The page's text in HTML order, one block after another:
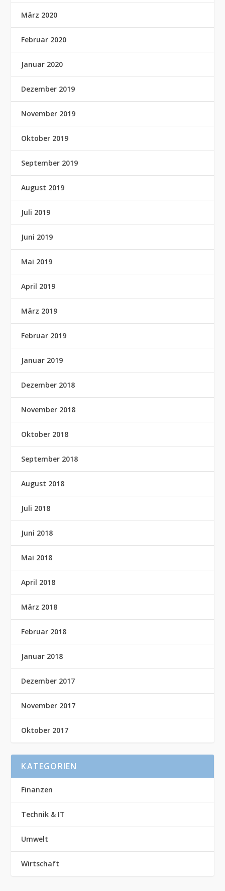
März 2020
Februar 2020
Januar 2020
Dezember 2019
November 2019
Oktober 2019
September 2019
August 2019
Juli 2019
Juni 2019
Mai 2019
April 2019
März 2019
Februar 2019
Januar 2019
Dezember 2018
November 2018
Oktober 2018
September 2018
August 2018
Juli 2018
Juni 2018
Mai 2018
April 2018
März 2018
Februar 2018
Januar 2018
Dezember 2017
November 2017
Oktober 2017
KATEGORIEN
Finanzen
Technik & IT
Umwelt
Wirtschaft